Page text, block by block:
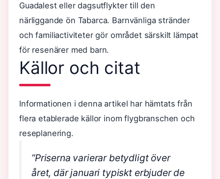
Guadalest eller dagsutflykter till den
närliggande ön Tabarca. Barnvänliga stränder
och familiactiviteter gör området särskilt lämpat
för resenärer med barn.
Källor och citat
Informationen i denna artikel har hämtats från
flera etablerade källor inom flygbranschen och
reseplanering.
”Priserna varierar betydligt över
året, där januari typiskt erbjuder de